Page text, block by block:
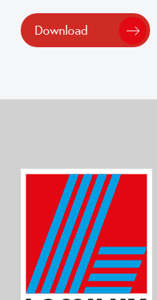
Download